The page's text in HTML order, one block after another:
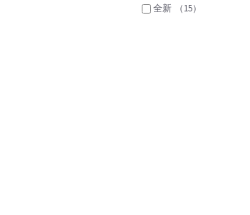
全新
（15）